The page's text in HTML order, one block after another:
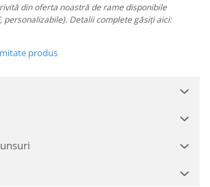
din oferta noastră de rame disponibile
personalizabile). Detalii complete găsiți aici:
produs